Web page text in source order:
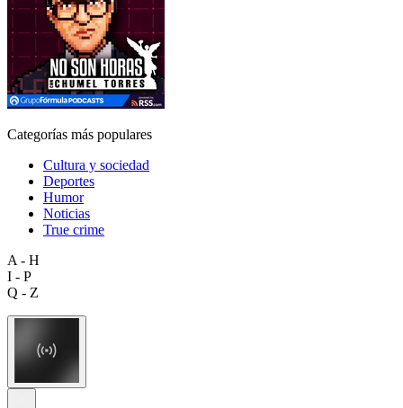
Categorías más populares
Cultura y sociedad
Deportes
Humor
Noticias
True crime
A - H
I - P
Q - Z